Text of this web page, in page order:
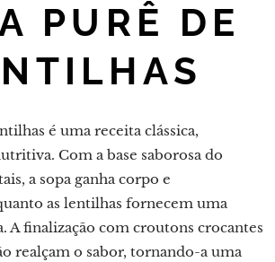
PURÊ DE
é uma receita clássica,
Com a base saborosa do
a sopa ganha corpo e
as lentilhas fornecem uma
A finalização com croutons crocantes
realçam o sabor, tornando-a uma